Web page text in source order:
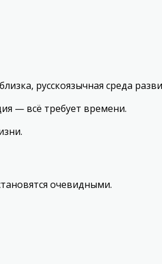
русскоязычная среда
— всё требует времени.
очевидными.